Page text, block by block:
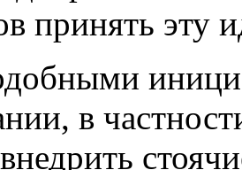
принять эту
в